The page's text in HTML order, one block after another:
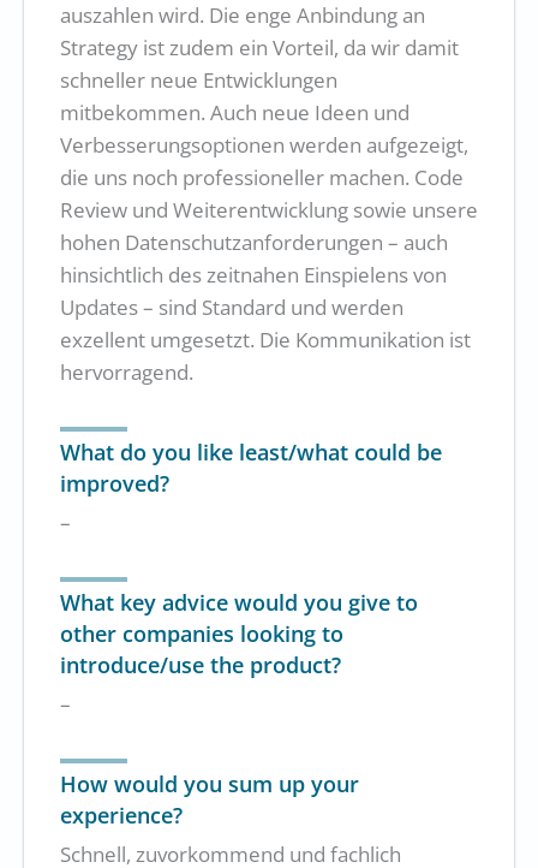
auszahlen wird. Die enge Anbindung an
Strategy ist zudem ein Vorteil, da wir damit
schneller neue Entwicklungen
mitbekommen. Auch neue Ideen und
Verbesserungsoptionen werden aufgezeigt,
die uns noch professioneller machen. Code
Review und Weiterentwicklung sowie unsere
hohen Datenschutzanforderungen – auch
hinsichtlich des zeitnahen Einspielens von
Updates – sind Standard und werden
exzellent umgesetzt. Die Kommunikation ist
hervorragend.
What do you like least/what could be
improved?
–
What key advice would you give to
other companies looking to
introduce/use the product?
–
How would you sum up your
experience?
Schnell, zuvorkommend und fachlich